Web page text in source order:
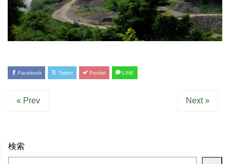
Facebook Twitter Pocket LINE
« Prev Next »
検索